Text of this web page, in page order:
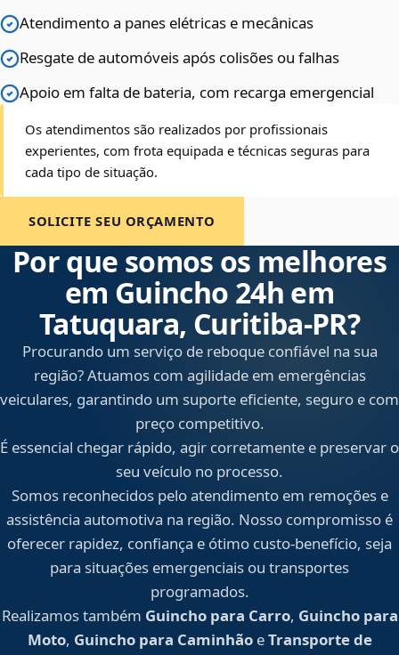
Atendimento a panes elétricas e mecânicas
Resgate de automóveis após colisões ou falhas
Apoio em falta de bateria, com recarga emergencial
Os atendimentos são realizados por profissionais
experientes, com frota equipada e técnicas seguras para
cada tipo de situação.
SOLICITE SEU ORÇAMENTO
Por que somos os melhores
em Guincho 24h em
Tatuquara, Curitiba‑PR?
Procurando um serviço de reboque confiável na sua
região? Atuamos com agilidade em emergências
veiculares, garantindo um suporte eficiente, seguro e com
preço competitivo.
É essencial chegar rápido, agir corretamente e preservar o
seu veículo no processo.
Somos reconhecidos pelo atendimento em remoções e
assistência automotiva na região. Nosso compromisso é
oferecer rapidez, confiança e ótimo custo-benefício, seja
para situações emergenciais ou transportes
programados.
Realizamos também Guincho para Carro, Guincho para
Moto, Guincho para CaminhãoeTransporte de